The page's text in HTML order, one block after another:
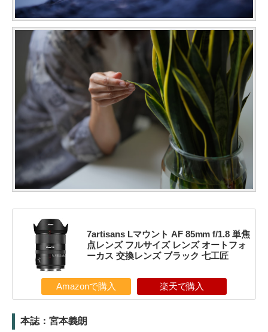
7artisans Lマウント AF 85mm f/1.8 単焦
点レンズ フルサイズ レンズ オートフォ
ーカス 交換レンズ ブラック 七工匠
Amazonで購入 楽天で購入
本誌：宮本義朗